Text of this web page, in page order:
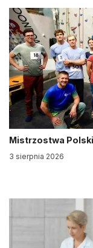
Mistrzostwa
3 sierpnia 2026